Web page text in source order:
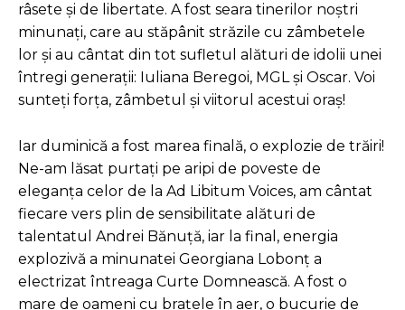
râsete și de libertate. A fost seara tinerilor noștri
minunați, care au stăpânit străzile cu zâmbetele
lor și au cântat din tot sufletul alături de idolii unei
întregi generații: Iuliana Beregoi, MGL și Oscar. Voi
sunteți forța, zâmbetul și viitorul acestui oraș!
Iar duminică a fost marea finală, o explozie de trăiri!
Ne-am lăsat purtați pe aripi de poveste de
eleganța celor de la Ad Libitum Voices, am cântat
fiecare vers plin de sensibilitate alături de
talentatul Andrei Bănuță, iar la final, energia
explozivă a minunatei Georgiana Lobonț a
electrizat întreaga Curte Domnească. A fost o
mare de oameni cu brațele în aer, o bucurie de